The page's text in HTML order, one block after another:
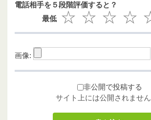
電話相手を５段階評価すると？
最低
画像:
非公開で投稿する
サイト上には公開されません